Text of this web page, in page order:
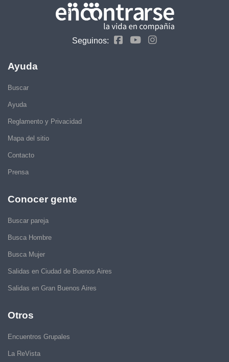
Seguinos:
Ayuda
Buscar
Ayuda
Reglamento y Privacidad
Mapa del sitio
Contacto
Prensa
Conocer gente
Buscar pareja
Busca Hombre
Busca Mujer
Salidas en Ciudad de Buenos Aires
Salidas en Gran Buenos Aires
Otros
Encuentros Grupales
La ReVista